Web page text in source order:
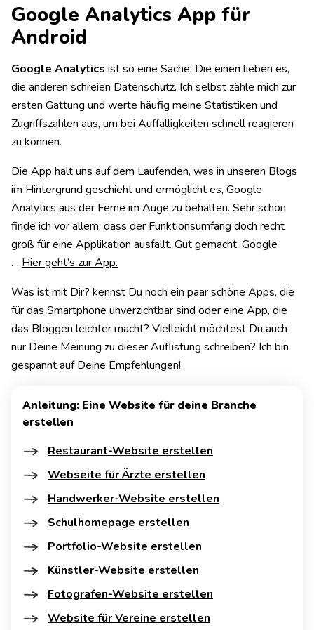
Google Analytics App für
Android
Google Analytics ist so eine Sache: Die einen lieben es,
die anderen schreien Datenschutz. Ich selbst zähle mich zur
ersten Gattung und werte häufig meine Statistiken und
Zugriffszahlen aus, um bei Auffälligkeiten schnell reagieren
zu können.
Die App hält uns auf dem Laufenden, was in unseren Blogs
im Hintergrund geschieht und ermöglicht es, Google
Analytics aus der Ferne im Auge zu behalten. Sehr schön
finde ich vor allem, dass der Funktionsumfang doch recht
groß für eine Applikation ausfällt. Gut gemacht, Google
… Hier geht’s zur App.
Was ist mit Dir? kennst Du noch ein paar schöne Apps, die
für das Smartphone unverzichtbar sind oder eine App, die
das Bloggen leichter macht? Vielleicht möchtest Du auch
nur Deine Meinung zu dieser Auflistung schreiben? Ich bin
gespannt auf Deine Empfehlungen!
Anleitung: Eine Website für deine Branche
erstellen
Restaurant-Website erstellen
Webseite für Ärzte erstellen
Handwerker-Website erstellen
Schulhomepage erstellen
Portfolio-Website erstellen
Künstler-Website erstellen
Fotografen-Website erstellen
Website für Vereine erstellen